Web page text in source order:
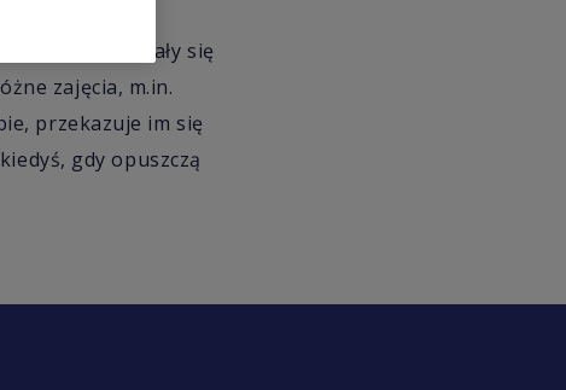
wzorce
które stały się
zajęcia, m.in.
przekazuje im się
gdy opuszczą